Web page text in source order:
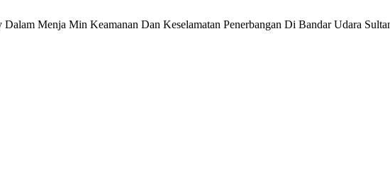
Menja Min Keamanan Dan Keselamatan Penerbangan Di Bandar Udara